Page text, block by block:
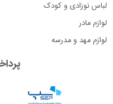
لباس نوزادی و کودک
لوازم مادر
لوازم مهد و مدرسه